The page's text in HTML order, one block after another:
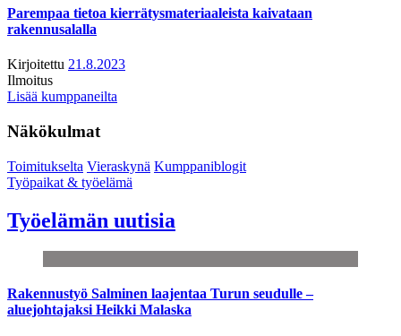
Parempaa tietoa kierrätysmateriaaleista kaivataan
rakennusalalla
Kirjoitettu 21.8.2023
Ilmoitus
Lisää kumppaneilta
Näkökulmat
Toimitukselta Vieraskynä Kumppaniblogit
Työpaikat & työelämä
Työelämän uutisia
Rakennustyö Salminen laajentaa Turun seudulle –
aluejohtajaksi Heikki Malaska